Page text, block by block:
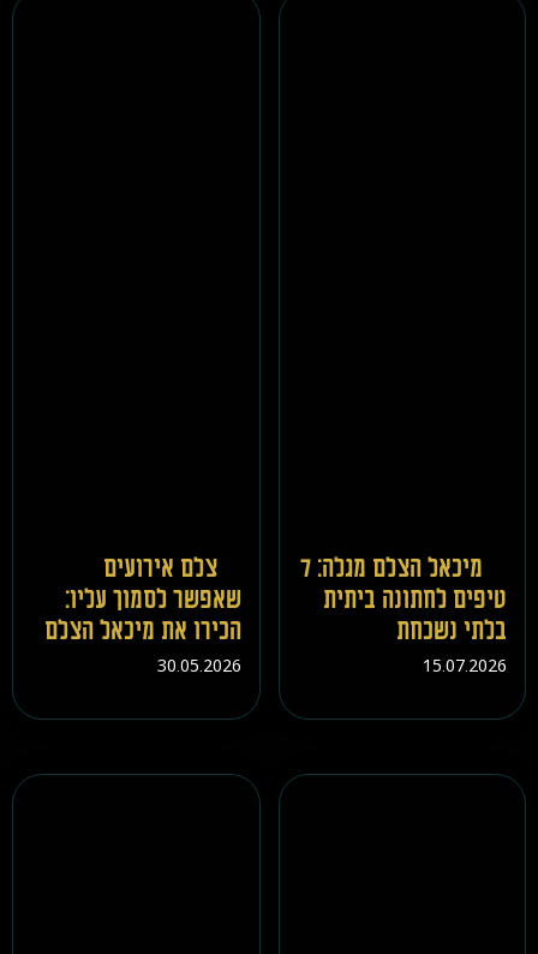
מיכאל הצלם מגלה: 7
טיפים לחתונה ביתית
בלתי נשכחת
15.07.2026
צלם אירועים
שאפשר לסמוך עליו:
הכירו את מיכאל הצלם
30.05.2026